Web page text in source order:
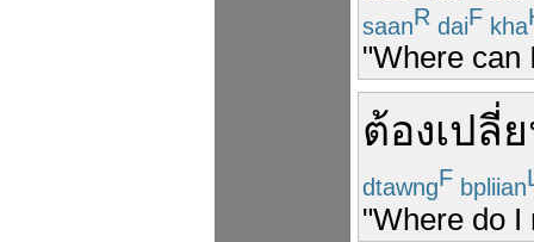
saanR daiF kha
"Where can
ต้องเปลี่
dtawngF bpliian
"Where do I